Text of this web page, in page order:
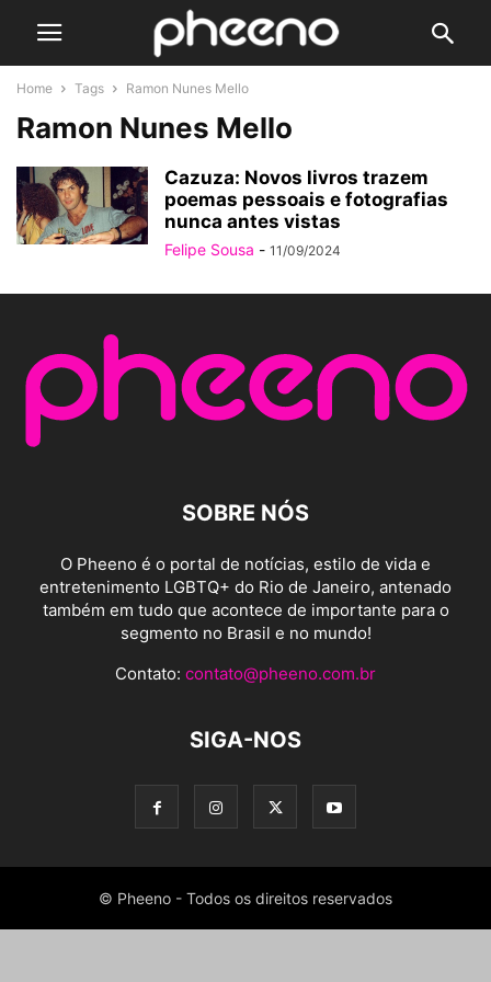
Home Tags Ramon Nunes Mello
Ramon Nunes Mello
Cazuza: Novos livros trazem
poemas pessoais e fotografias
nunca antes vistas
Felipe Sousa - 11/09/2024
SOBRE NÓS
O Pheeno é o portal de notícias, estilo de vida e
entretenimento LGBTQ+ do Rio de Janeiro, antenado
também em tudo que acontece de importante para o
segmento no Brasil e no mundo!
Contato: contato@pheeno.com.br
SIGA-NOS
© Pheeno - Todos os direitos reservados